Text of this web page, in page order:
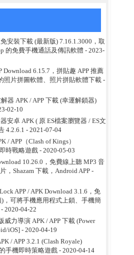
安裝下載 (最新版) 7.16.1.3000，取
的免費手機通話及傳訊軟體 - 2023-
Download 6.15.7，拼貼趣 APP 推薦
照片拼圖軟體、照片拼貼軟體下載-
器 APK / APP 下載 (幸運解鎖器)
02-10
安卓 APK ( 原 ES檔案瀏覽器 / ES文
4.2.6.1 - 2021-07-04
/ APP（Clash of Kings）
時戰略遊戲- 2020-05-03
10.26.0，免費線上聽 MP3 音
，Shazam 下載，Android APP-
APP / APK Download 3.1.6，免
，可將手機應用程式上鎖、手機簡
- 2020-04-22
威力導演 APK / APP 下載 (Power
iOS]- 2020-04-19
/ APP 3.2.1 (Clash Royale)
手機即時策略遊戲- 2020-04-14